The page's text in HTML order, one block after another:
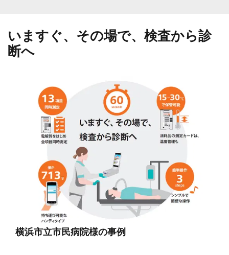
いますぐ、その場で、検査から診
断へ
横浜市立市民病院様の事例